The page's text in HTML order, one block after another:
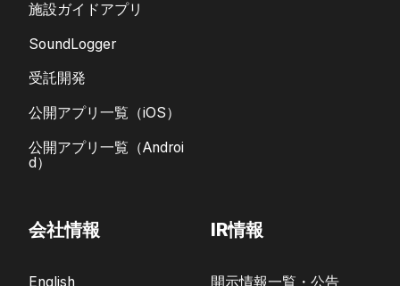
施設ガイドアプリ
SoundLogger
受託開発
公開アプリ一覧（iOS）
公開アプリ一覧（Androi
d）
会社情報
English
IR情報
開示情報一覧・公告